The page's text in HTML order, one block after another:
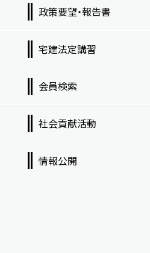
政策要望・報告書
宅建法定講習
会員検索
社会貢献活動
情報公開